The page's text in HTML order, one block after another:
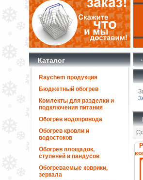
Каталог
Raychem продукция
Бюджетный обогрев
Комлекты для разделки и
подключения питания
Обогрев водопровода
Обогрев кровли и
водостоков
Обогрев площадок,
ступеней и пандусов
Обогреваемые коврики,
зеркала